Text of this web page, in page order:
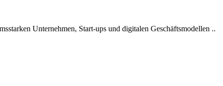
Unternehmen, Start-ups und digitalen Geschäftsmodellen ..